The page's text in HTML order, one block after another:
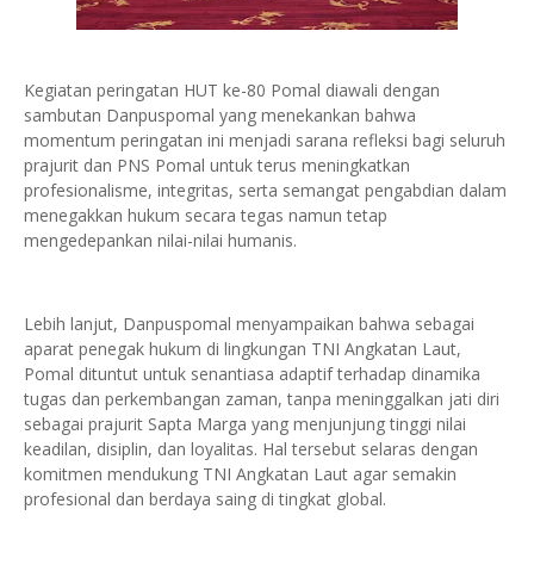
Kegiatan peringatan HUT ke-80 Pomal diawali dengan
sambutan Danpuspomal yang menekankan bahwa
momentum peringatan ini menjadi sarana refleksi bagi seluruh
prajurit dan PNS Pomal untuk terus meningkatkan
profesionalisme, integritas, serta semangat pengabdian dalam
menegakkan hukum secara tegas namun tetap
mengedepankan nilai-nilai humanis.
Lebih lanjut, Danpuspomal menyampaikan bahwa sebagai
aparat penegak hukum di lingkungan TNI Angkatan Laut,
Pomal dituntut untuk senantiasa adaptif terhadap dinamika
tugas dan perkembangan zaman, tanpa meninggalkan jati diri
sebagai prajurit Sapta Marga yang menjunjung tinggi nilai
keadilan, disiplin, dan loyalitas. Hal tersebut selaras dengan
komitmen mendukung TNI Angkatan Laut agar semakin
profesional dan berdaya saing di tingkat global.